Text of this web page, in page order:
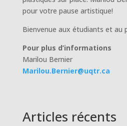
pour votre pause artistique!
Bienvenue aux étudiants et au
Pour plus d’informations
Marilou Bernier
Marilou.Bernier@uqtr.ca
Articles récents